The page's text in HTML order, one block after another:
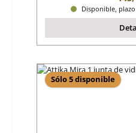
Disponible,
Sólo 5 disponible